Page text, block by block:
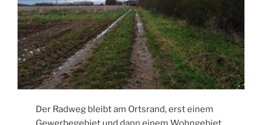
Der Radweg bleibt am Ortsrand, erst einem